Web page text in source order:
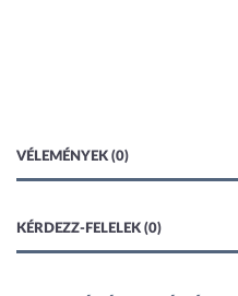
VÉLEMÉNYEK (0)
KÉRDEZZ-FELELEK (0)